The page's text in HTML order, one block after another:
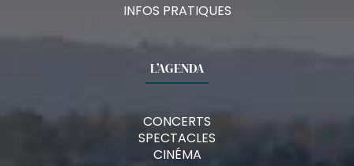
INFOS PRATIQUES
L’AGENDA
CONCERTS
SPECTACLES
CINÉMA